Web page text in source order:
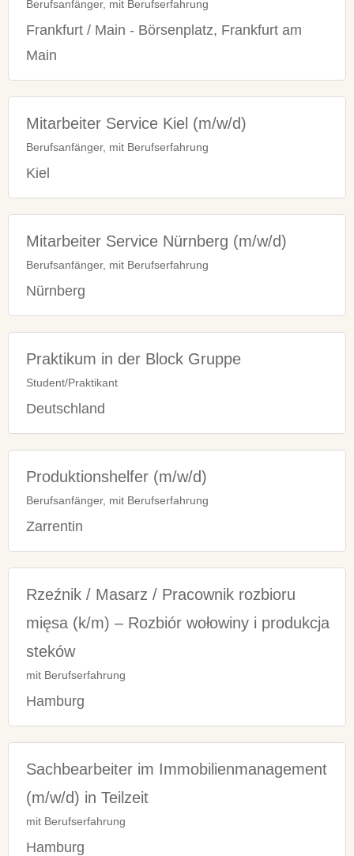
Berufsanfänger, mit Berufserfahrung
Frankfurt / Main - Börsenplatz, Frankfurt am
Main
Mitarbeiter Service Kiel (m/w/d)
Berufsanfänger, mit Berufserfahrung
Kiel
Mitarbeiter Service Nürnberg (m/w/d)
Berufsanfänger, mit Berufserfahrung
Nürnberg
Praktikum in der Block Gruppe
Student/Praktikant
Deutschland
Produktionshelfer (m/w/d)
Berufsanfänger, mit Berufserfahrung
Zarrentin
Rzeźnik / Masarz / Pracownik rozbioru
mięsa (k/m) – Rozbiór wołowiny i produkcja
steków
mit Berufserfahrung
Hamburg
Sachbearbeiter im Immobilienmanagement
(m/w/d) in Teilzeit
mit Berufserfahrung
Hamburg